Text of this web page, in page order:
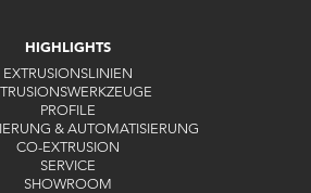
HIGHLIGHTS
EXTRUSIONSLINIEN
PROFILE
& AUTOMATISIERUNG
CO-EXTRUSION
SERVICE
SHOWROOM